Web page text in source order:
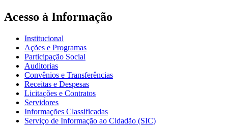
Acesso à Informação
Institucional
Ações e Programas
Participação Social
Auditorias
Convênios e Transferências
Receitas e Despesas
Licitações e Contratos
Servidores
Informações Classificadas
Serviço de Informação ao Cidadão (SIC)